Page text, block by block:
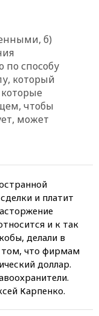
исключил
на
стрельбе в школе в
погибли пять
рассчитывает
безвизовые
с Индонезией и
на партию
обязать
питьевую воду
глава брокера
Юлия Хандошко
свою вину
Армения
невозможность
б)
по способу
который
чтобы
может
и платит
и к так
делали в
том, что фирмам
доллар.
Карпенко.